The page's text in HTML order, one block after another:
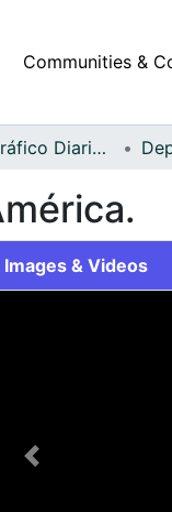
Communities &
Fondo Fotográfico Diario Occidente
Images & Videos
Previous